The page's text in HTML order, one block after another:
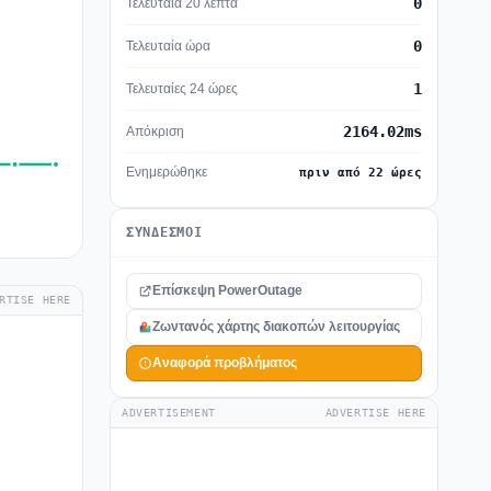
HERE
Τελευταία ώρα 0
Τελευταίες 24 ώρες 1
Απόκριση 2164.02ms
Ενημερώθηκε πριν από 22 ώρες
ΣΎΝΔΕΣΜΟΙ
Επίσκεψη PowerOutage
Ζωντανός χάρτης διακοπών λειτουργίας
Αναφορά προβλήματος
ADVERTISEMENT ADVERTISE HERE